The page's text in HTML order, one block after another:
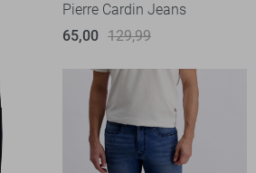
Pierre Cardin Jeans
65,00 129,99